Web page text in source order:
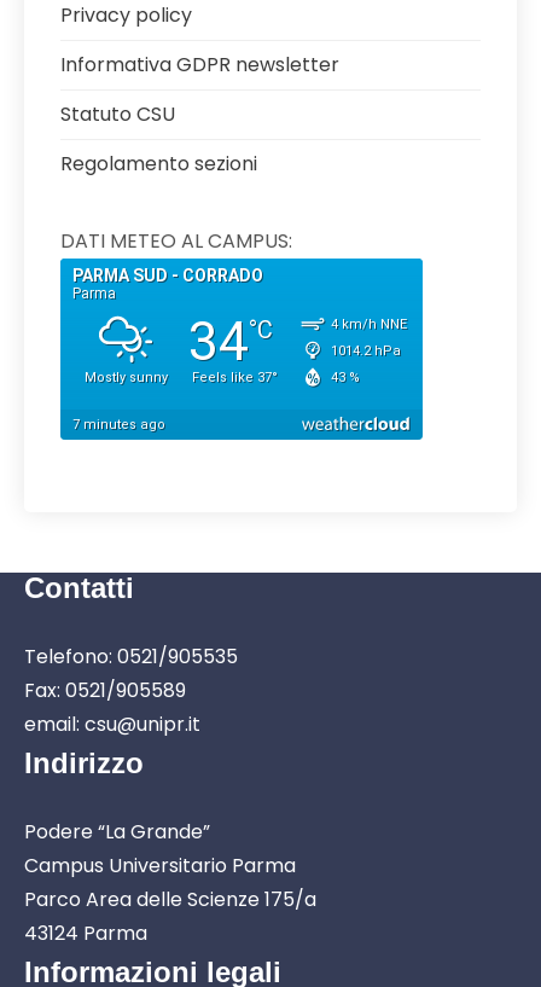
Privacy policy
Informativa GDPR newsletter
Statuto CSU
Regolamento sezioni
DATI METEO AL CAMPUS:
Contatti
Telefono: 0521/905535
Fax: 0521/905589
email: csu@unipr.it
Indirizzo
Podere “La Grande”
Campus Universitario Parma
Parco Area delle Scienze 175/a
43124 Parma
Informazioni legali